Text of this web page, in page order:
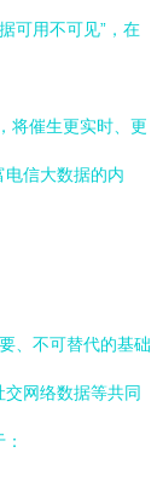
可用不可见”，在
将催生更实时、更
信大数据的内
、不可替代的基础
网络数据等共同